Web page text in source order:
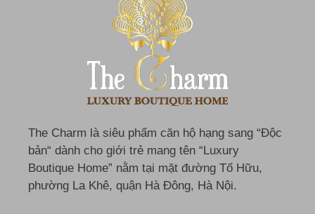
The Charm là siêu phẩm căn hộ hạng sang “Độc
bản“ dành cho giới trẻ mang tên “Luxury
Boutique Home” nằm tại mặt đường Tố Hữu,
phường La Khê, quận Hà Đông, Hà Nội.